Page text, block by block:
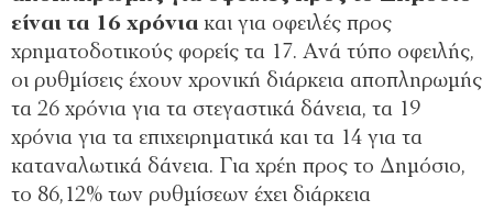
είναι τα 16 χρόνια και για οφειλές προς
χρηματοδοτικούς φορείς τα 17. Ανά τύπο οφειλής,
οι ρυθμίσεις έχουν χρονική διάρκεια αποπληρωμής
τα 26 χρόνια για τα στεγαστικά δάνεια, τα 19
χρόνια για τα επιχειρηματικά και τα 14 για τα
καταναλωτικά δάνεια. Για χρέη προς το Δημόσιο,
το 86,12% των ρυθμίσεων έχει διάρκεια